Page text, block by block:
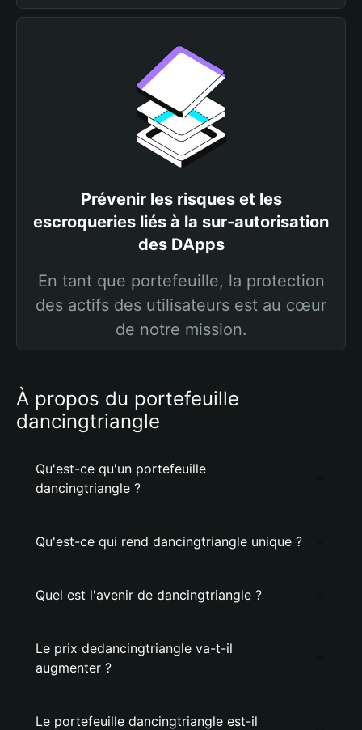
Prévenir les risques et les
escroqueries liés à la sur-autorisation
des DApps
En tant que portefeuille, la protection
des actifs des utilisateurs est au cœur
de notre mission.
À propos du portefeuille
dancingtriangle
Qu'est-ce qu'un portefeuille
dancingtriangle ?
Qu'est-ce qui rend dancingtriangle unique ?
Quel est l'avenir de dancingtriangle ?
Le prix dedancingtriangle va-t-il
augmenter ?
Le portefeuille dancingtriangle est-il